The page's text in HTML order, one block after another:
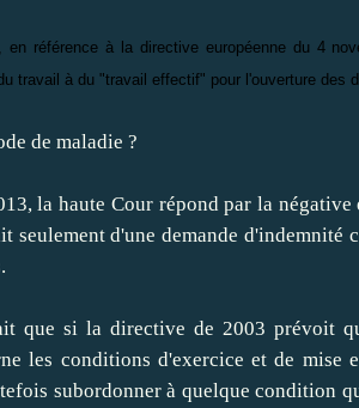
référence à la directive européenne du 4
travail à du "travail effectif" pour l'ouverture des
de maladie ?
la haute Cour répond par la
seulement d'une demande d'indemnité
que si la directive de 2003 prévoit
les conditions d'exercice et de mise
subordonner à quelque condition